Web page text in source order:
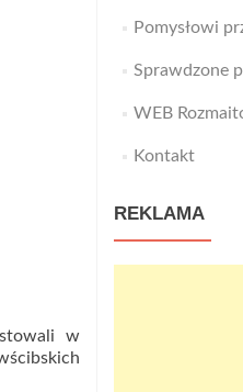
w
Pomysłowi
Sprawdzone
WEB
Kontakt
REKLAMA